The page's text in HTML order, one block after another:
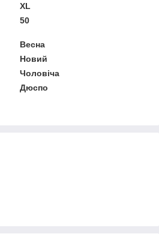
XL
50
Весна
Новий
Чоловіча
Дюспо